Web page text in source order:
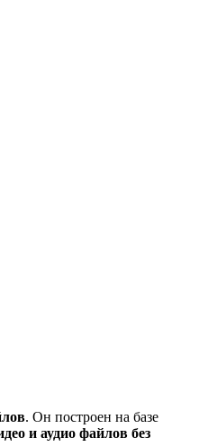
. Он построен на базе
и аудио файлов без